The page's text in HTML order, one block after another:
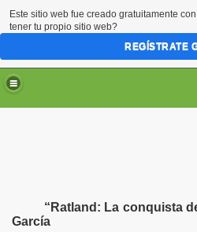
“Ratland: La conquista de
García
Este sitio web fue creado gratuitamente con
tener tu propio sitio web?
REGÍSTRATE